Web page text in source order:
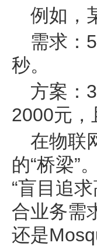
例如，
需求：
秒。
方案：
2000元，
在物联
的“桥梁”
“盲目追
合业务需
还是